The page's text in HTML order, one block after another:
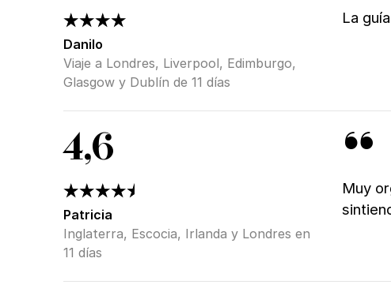
Danilo
Viaje a Londres, Liverpool, Edimburgo,
Glasgow y Dublín de 11 días
La
4,6
Patricia
Inglaterra, Escocia, Irlanda y Londres en
11 días
Muy